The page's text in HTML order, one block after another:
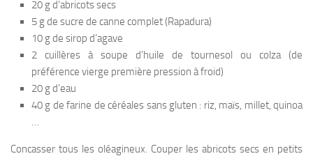
20 g d’abricots secs
5 g de sucre de canne complet (Rapadura)
10 g de sirop d’agave
2 cuillères à soupe d’huile de tournesol ou colza (de
préférence vierge première pression à froid)
20 g d’eau
40 g de farine de céréales sans gluten : riz, maïs, millet, quinoa
…
Concasser tous les oléagineux. Couper les abricots secs en petits